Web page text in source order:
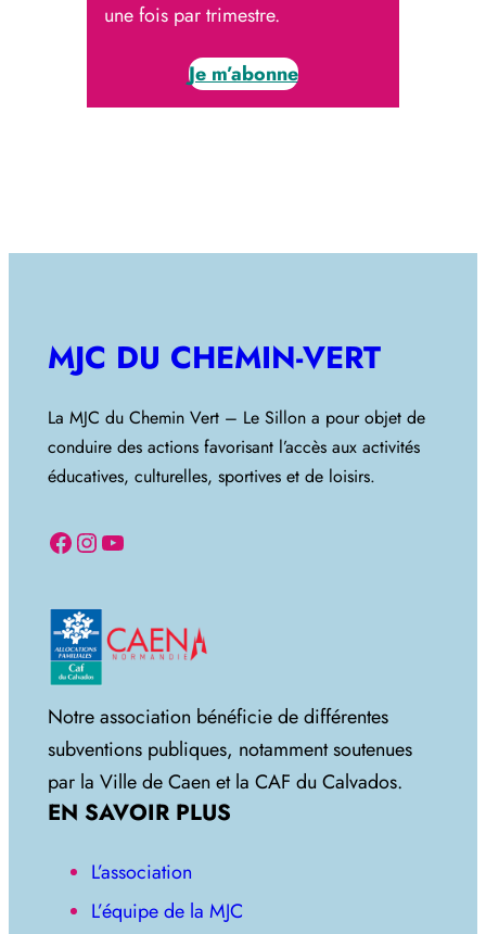
une fois par trimestre.
Je m’abonne
MJC DU CHEMIN-VERT
La MJC du Chemin Vert – Le Sillon a pour objet de
conduire des actions favorisant l’accès aux activités
éducatives, culturelles, sportives et de loisirs.
Facebook Instagram YouTube
Notre association bénéficie de différentes
subventions publiques, notamment soutenues
par la Ville de Caen et la CAF du Calvados.
EN SAVOIR PLUS
L’association
L’équipe de la MJC